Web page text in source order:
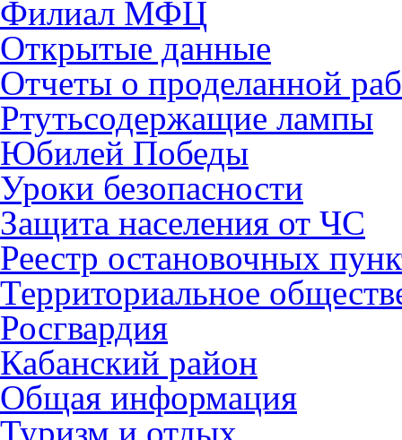
Филиал МФЦ
Открытые данные
Отчеты о проделанной
Ртутьсодержащие лампы
Юбилей Победы
Уроки безопасности
Защита населения от ЧС
Реестр остановочных
Территориальное
Росгвардия
Кабанский район
Общая информация